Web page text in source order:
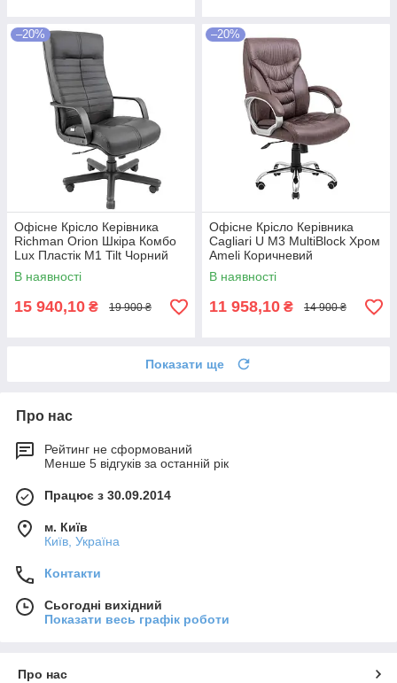
–20%
Офісне Крісло Керівника
Richman Orion Шкіра Комбо
Lux Пластік М1 Tilt Чорний
В наявності
15 940,10 ₴ 19 900 ₴
–20%
Офісне Крісло Керівника
Cagliari U М3 MultiBlock Хром
Ameli Коричневий
В наявності
11 958,10 ₴ 14 900 ₴
Показати ще
Про нас
Рейтинг не сформований
Менше 5 відгуків за останній рік
Працює з 30.09.2014
м. Київ
Київ, Україна
Контакти
Сьогодні вихідний
Показати весь графік роботи
Про нас